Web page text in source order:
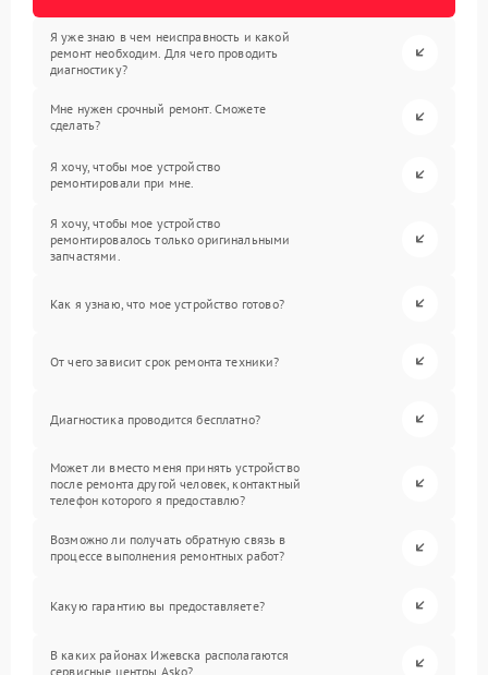
Я уже знаю в чем неисправность и какой
ремонт необходим. Для чего проводить
диагностику?
Мне нужен срочный ремонт. Сможете
сделать?
Я хочу, чтобы мое устройство
ремонтировали при мне.
Я хочу, чтобы мое устройство
ремонтировалось только оригинальными
запчастями.
Как я узнаю, что мое устройство готово?
От чего зависит срок ремонта техники?
Диагностика проводится бесплатно?
Может ли вместо меня принять устройство
после ремонта другой человек, контактный
телефон которого я предоставлю?
Возможно ли получать обратную связь в
процессе выполнения ремонтных работ?
Какую гарантию вы предоставляете?
В каких районах Ижевска располагаются
сервисные центры Asko?